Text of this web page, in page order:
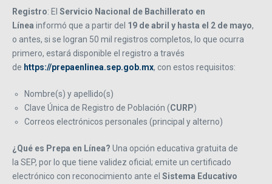
Registro: El Servicio Nacional de Bachillerato en
Línea informó que a partir del 19 de abril y hasta el 2 de mayo,
o antes, si se logran 50 mil registros completos, lo que ocurra
primero, estará disponible el registro a través
de https://prepaenlinea.sep.gob.mx, con estos requisitos:
Nombre(s) y apellido(s)
Clave Única de Registro de Población (CURP)
Correos electrónicos personales (principal y alterno)
¿Qué es Prepa en Línea? Una opción educativa gratuita de
la SEP, por lo que tiene validez oficial; emite un certificado
electrónico con reconocimiento ante el Sistema Educativo